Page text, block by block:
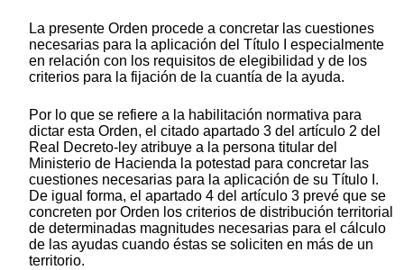
La presente Orden procede a concretar las cuestiones
necesarias para la aplicación del Título I especialmente
en relación con los requisitos de elegibilidad y de los
criterios para la fijación de la cuantía de la ayuda.
Por lo que se refiere a la habilitación normativa para
dictar esta Orden, el citado apartado 3 del artículo 2 del
Real Decreto-ley atribuye a la persona titular del
Ministerio de Hacienda la potestad para concretar las
cuestiones necesarias para la aplicación de su Título I.
De igual forma, el apartado 4 del artículo 3 prevé que se
concreten por Orden los criterios de distribución territorial
de determinadas magnitudes necesarias para el cálculo
de las ayudas cuando éstas se soliciten en más de un
territorio.